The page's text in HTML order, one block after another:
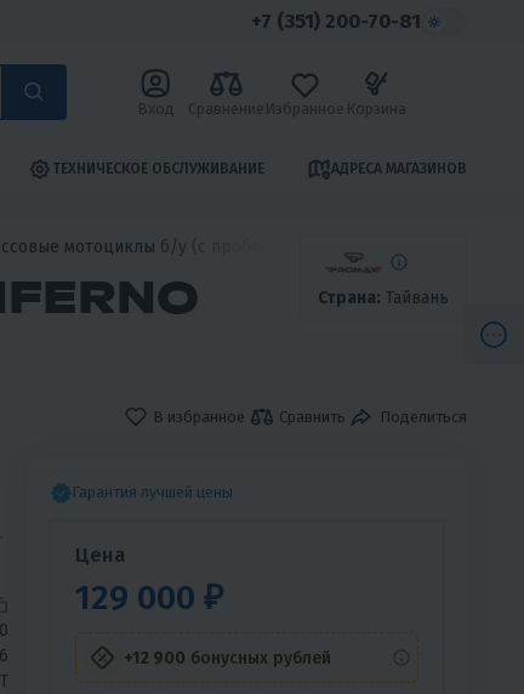
+7 (351) 200-70-81
Вход Сравнение Избранное Корзина
ТЕХНИЧЕСКОЕ ОБСЛУЖИВАНИЕ АДРЕСА МАГАЗИНОВ
мотоциклы б/у (с пробегом) PROMAX
Страна: Тайвань
В избранное Сравнить Поделиться
Гарантия лучшей цены
Цена
129 000 ₽
+12 900 бонусных рублей